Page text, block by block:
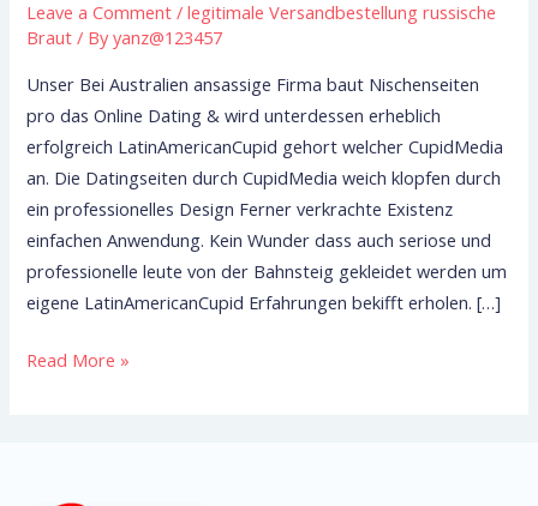
Leave a Comment /legitimale Versandbestellung russische
Braut / Byyanz@123457
Unser Bei Australien ansassige Firma baut Nischenseiten
pro das Online Dating & wird unterdessen erheblich
erfolgreich LatinAmericanCupid gehort welcher CupidMedia
an. Die Datingseiten durch CupidMedia weich klopfen durch
ein professionelles Design Ferner verkrachte Existenz
einfachen Anwendung. Kein Wunder dass auch seriose und
professionelle leute von der Bahnsteig gekleidet werden um
eigene LatinAmericanCupid Erfahrungen bekifft erholen. […]
das
Online
wird
unterdessen
erheblich
erfolgreich
Read More »